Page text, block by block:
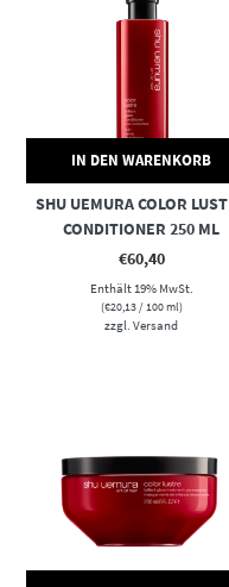
IN DEN WARENKORB
SHU UEMURA COLOR
CONDITIONER 250 ML
€60,40
Enthält 19% MwSt.
(€20,13/ 100 ml)
zzgl.Versand